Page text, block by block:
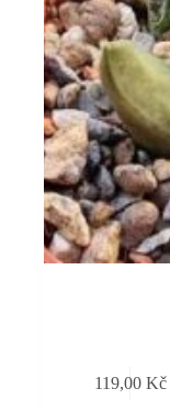
119,00 Kč